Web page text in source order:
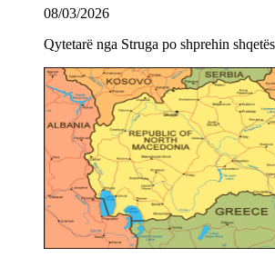
08/03/2026
Qytetarë nga Struga po shprehin